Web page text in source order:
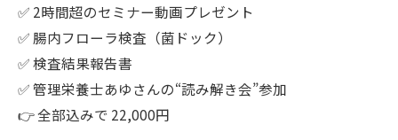
✅ 2時間超のセミナー動画プレゼント
✅ 腸内フローラ検査（菌ドック）
✅ 検査結果報告書
✅ 管理栄養士あゆさんの“読み解き会”参加
👉 全部込みで 22,000円